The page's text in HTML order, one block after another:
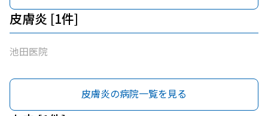
皮膚炎 [1件]
池田医院
皮膚炎の病院一覧を見る